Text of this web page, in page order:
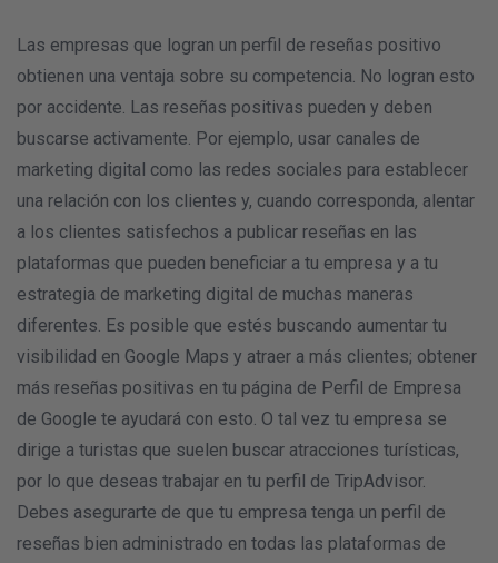
Las empresas que logran un perfil de reseñas positivo
obtienen una ventaja sobre su competencia. No logran esto
por accidente. Las reseñas positivas pueden y deben
buscarse activamente. Por ejemplo, usar canales de
marketing digital como las redes sociales para establecer
una relación con los clientes y, cuando corresponda, alentar
a los clientes satisfechos a publicar reseñas en las
plataformas que pueden beneficiar a tu empresa y a tu
estrategia de marketing digital de muchas maneras
diferentes. Es posible que estés buscando aumentar tu
visibilidad en Google Maps y atraer a más clientes; obtener
más reseñas positivas en tu página de Perfil de Empresa
de Google te ayudará con esto. O tal vez tu empresa se
dirige a turistas que suelen buscar atracciones turísticas,
por lo que deseas trabajar en tu perfil de TripAdvisor.
Debes asegurarte de que tu empresa tenga un perfil de
reseñas bien administrado en todas las plataformas de